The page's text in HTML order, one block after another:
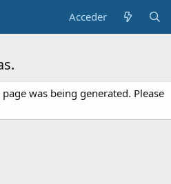
Acceder
was being generated. Please